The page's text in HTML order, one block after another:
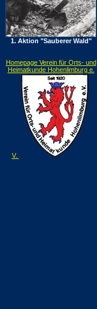
1. Aktion "Sauberer Wald"
Homepage Verein für Orts- und
Heimatkunde Hohenlimburg e.
V.